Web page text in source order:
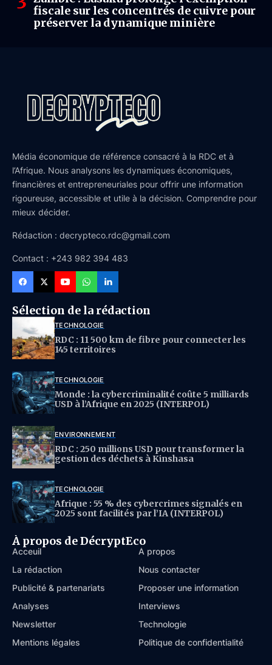
fiscale sur les concentrés de cuivre pour
préserver la dynamique minière
Média économique de référence consacré à la RDC et à
l’Afrique. Nous analysons les dynamiques économiques,
financières et entrepreneuriales pour offrir une information
rigoureuse, accessible et utile à la décision. Comprendre pour
mieux décider.
Rédaction : decrypteco.rdc@gmail.com
Contact : +243 982 394 483
Sélection de la rédaction
TECHNOLOGIE
RDC : 11 500 km de fibre pour connecter les
145 territoires
TECHNOLOGIE
Monde : la cybercriminalité coûte 5 milliards
USD à l’Afrique en 2025 (INTERPOL)
ENVIRONNEMENT
RDC : 250 millions USD pour transformer la
gestion des déchets à Kinshasa
TECHNOLOGIE
Afrique : 55 % des cybercrimes signalés en
2025 sont facilités par l’IA (INTERPOL)
À propos de DécryptEco
Acceuil
À propos
La rédaction
Nous contacter
Publicité & partenariats
Proposer une information
Analyses
Interviews
Newsletter
Technologie
Mentions légales
Politique de confidentialité